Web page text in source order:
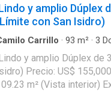
Cocina cerrada
área
baños para visitas. Accesibilidad y seguridad:
al departamento con llave de
Incluye 2 cocheras
Tu mascota también es
principales: Precio de Venta: US$ 395,000 Mantenimiento: S/ 700
y amplio Dúplex
con San Isidro)
Carrillo · 93 m² · 3
y amplio Dúplex de
Isidro) Precio: US$ 155,000 | Mantenimiento: S/ 350 | A. Ocupada:
m² (Vista interior) Excelente dúplex familiar ubicado en el